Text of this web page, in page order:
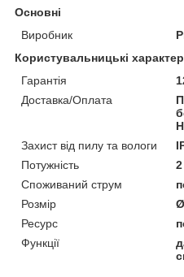
Основні
Виробник
Користувальницькі
Гарантія
Доставка/Оплата
Захист від пилу та вологи
Потужність
Споживаний струм
Розмір
Ресурс
Функції